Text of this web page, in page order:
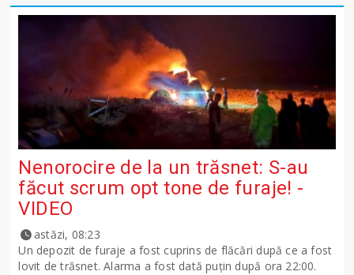
Nenorocire de la un trăsnet: S-au
făcut scrum opt tone de furaje! -
VIDEO
astăzi, 08:23
Un depozit de furaje a fost cuprins de flăcări după ce a fost
lovit de trăsnet. Alarma a fost dată puțin după ora 22:00.